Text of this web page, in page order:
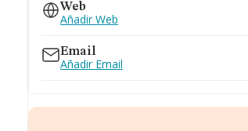
Web
Añadir Web
Email
Añadir Email